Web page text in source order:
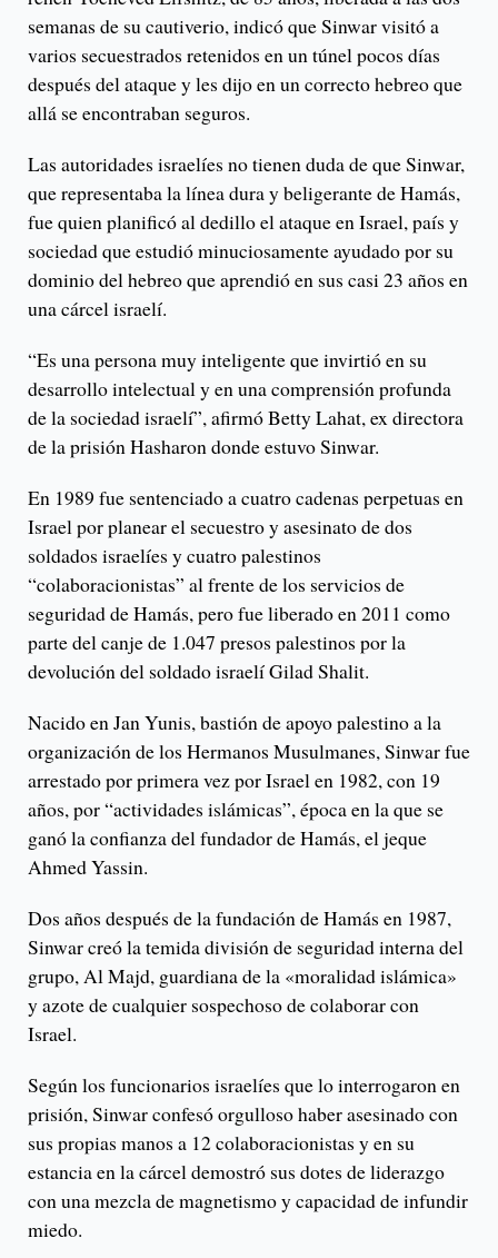
semanas de su cautiverio, indicó que Sinwar visitó a
varios secuestrados retenidos en un túnel pocos días
después del ataque y les dijo en un correcto hebreo que
allá se encontraban seguros.
Las autoridades israelíes no tienen duda de que Sinwar,
que representaba la línea dura y beligerante de Hamás,
fue quien planificó al dedillo el ataque en Israel, país y
sociedad que estudió minuciosamente ayudado por su
dominio del hebreo que aprendió en sus casi 23 años en
una cárcel israelí.
“Es una persona muy inteligente que invirtió en su
desarrollo intelectual y en una comprensión profunda
de la sociedad israelí”, afirmó Betty Lahat, ex directora
de la prisión Hasharon donde estuvo Sinwar.
En 1989 fue sentenciado a cuatro cadenas perpetuas en
Israel por planear el secuestro y asesinato de dos
soldados israelíes y cuatro palestinos
“colaboracionistas” al frente de los servicios de
seguridad de Hamás, pero fue liberado en 2011 como
parte del canje de 1.047 presos palestinos por la
devolución del soldado israelí Gilad Shalit.
Nacido en Jan Yunis, bastión de apoyo palestino a la
organización de los Hermanos Musulmanes, Sinwar fue
arrestado por primera vez por Israel en 1982, con 19
años, por “actividades islámicas”, época en la que se
ganó la confianza del fundador de Hamás, el jeque
Ahmed Yassin.
Dos años después de la fundación de Hamás en 1987,
Sinwar creó la temida división de seguridad interna del
grupo, Al Majd, guardiana de la «moralidad islámica»
y azote de cualquier sospechoso de colaborar con
Israel.
Según los funcionarios israelíes que lo interrogaron en
prisión, Sinwar confesó orgulloso haber asesinado con
sus propias manos a 12 colaboracionistas y en su
estancia en la cárcel demostró sus dotes de liderazgo
con una mezcla de magnetismo y capacidad de infundir
miedo.